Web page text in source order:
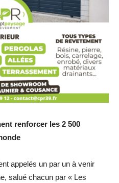
renforcer les 2 500
appelés un par un à venir
salué chacun par « Les